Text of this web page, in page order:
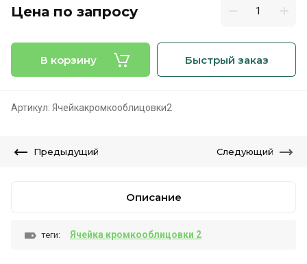
Цена по запросу
В корзину Быстрый заказ
Артикул: Ячейкакромкооблицовки2
Предыдущий Следующий
Описание
теги: Ячейка кромкооблицовки 2